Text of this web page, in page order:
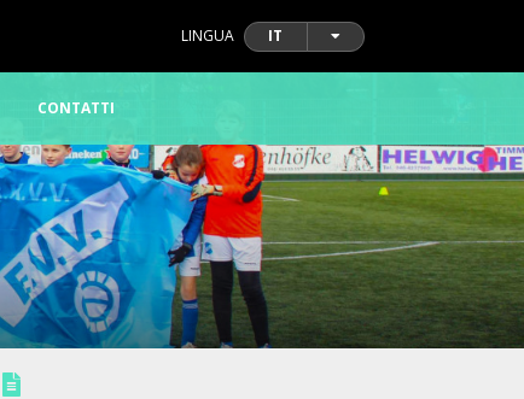
LINGUA IT
CONTATTI